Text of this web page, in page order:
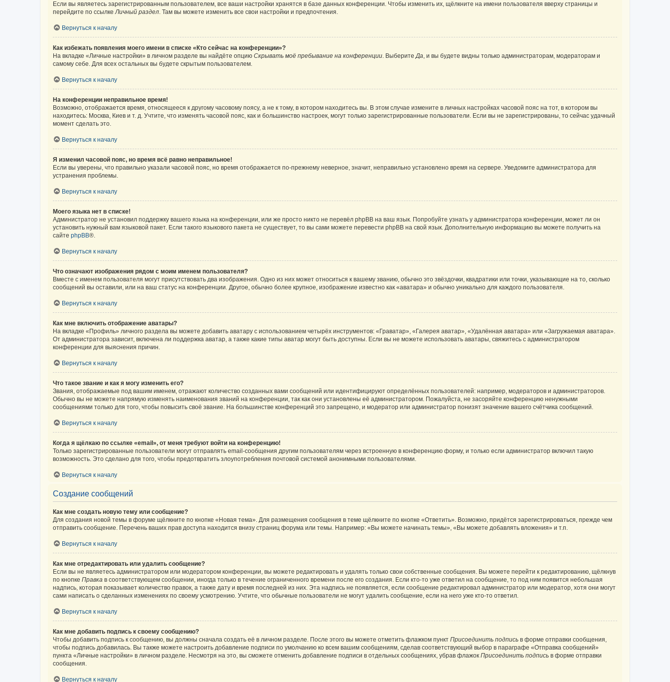
Если вы являетесь зарегистрированным пользователем, все ваши настройки хранятся в базе данных конференции. Чтобы изменить их, щёлкните на имени пользователя вверху страницы и
перейдите по ссылкеЛичный раздел. Там вы можете изменить все свои настройки и предпочтения.
Вернуться к началу
Как избежать появления моего имени в списке «Кто сейчас на конференции»?
На вкладке «Личные настройки» в личном разделе вы найдёте опцию Скрывать моё пребывание на конференции. ВыберитеДа, и вы будете видны только администраторам, модераторам и
самому себе. Для всех остальных вы будете скрытым пользователем.
Вернуться к началу
На конференции неправильное время!
Возможно, отображается время, относящееся к другому часовому поясу, а не к тому, в котором находитесь вы. В этом случае измените в личных настройках часовой пояс на тот, в котором вы
находитесь: Москва, Киев и т. д. Учтите, что изменять часовой пояс, как и большинство настроек, могут только зарегистрированные пользователи. Если вы не зарегистрированы, то сейчас удачный
момент сделать это.
Вернуться к началу
Я изменил часовой пояс, но время всё равно неправильное!
Если вы уверены, что правильно указали часовой пояс, но время отображается по-прежнему неверное, значит, неправильно установлено время на сервере. Уведомите администратора для
устранения проблемы.
Вернуться к началу
Моего языка нет в списке!
Администратор не установил поддержку вашего языка на конференции, или же просто никто не перевёл phpBB на ваш язык. Попробуйте узнать у администратора конференции, может ли он
установить нужный вам языковой пакет. Если такого языкового пакета не существует, то вы сами можете перевести phpBB на свой язык. Дополнительную информацию вы можете получить на
сайте phpBB®.
Вернуться к началу
Что означают изображения рядом с моим именем пользователя?
Вместе с именем пользователя могут присутствовать два изображения. Одно из них может относиться к вашему званию, обычно это звёздочки, квадратики или точки, указывающие на то, сколько
сообщений вы оставили, или на ваш статус на конференции. Другое, обычно более крупное, изображение известно как «аватара» и обычно уникально для каждого пользователя.
Вернуться к началу
Как мне включить отображение аватары?
На вкладке «Профиль» личного раздела вы можете добавить аватару с использованием четырёх инструментов: «Граватар», «Галерея аватар», «Удалённая аватара» или «Загружаемая аватара».
От администратора зависит, включена ли поддержка аватар, а также какие типы аватар могут быть доступны. Если вы не можете использовать аватары, свяжитесь с администратором
конференции для выяснения причин.
Вернуться к началу
Что такое звание и как я могу изменить его?
Звания, отображаемые под вашим именем, отражают количество созданных вами сообщений или идентифицируют определённых пользователей: например, модераторов и администраторов.
Обычно вы не можете напрямую изменять наименования званий на конференции, так как они установлены её администратором. Пожалуйста, не засоряйте конференцию ненужными
сообщениями только для того, чтобы повысить своё звание. На большинстве конференций это запрещено, и модератор или администратор понизят значение вашего счётчика сообщений.
Вернуться к началу
Когда я щёлкаю по ссылке «email», от меня требуют войти на конференцию!
Только зарегистрированные пользователи могут отправлять email-сообщения другим пользователям через встроенную в конференцию форму, и только если администратор включил такую
возможность. Это сделано для того, чтобы предотвратить злоупотребления почтовой системой анонимными пользователями.
Вернуться к началу
Создание сообщений
Как мне создать новую тему или сообщение?
Для создания новой темы в форуме щёлкните по кнопке «Новая тема». Для размещения сообщения в теме щёлкните по кнопке «Ответить». Возможно, придётся зарегистрироваться, прежде чем
отправить сообщение. Перечень ваших прав доступа находится внизу страниц форума или темы. Например: «Вы можете начинать темы», «Вы можете добавлять вложения» и т.п.
Вернуться к началу
Как мне отредактировать или удалить сообщение?
Если вы не являетесь администратором или модератором конференции, вы можете редактировать и удалять только свои собственные сообщения. Вы можете перейти к редактированию, щёлкнув
по кнопке Правка в соответствующем сообщении, иногда только в течение ограниченного времени после его создания. Если кто-то уже ответил на сообщение, то под ним появится небольшая
надпись, которая показывает количество правок, а также дату и время последней из них. Эта надпись не появляется, если сообщение редактировал администратор или модератор, хотя они могут
сами написать о сделанных изменениях по своему усмотрению. Учтите, что обычные пользователи не могут удалить сообщение, если на него уже кто-то ответил.
Вернуться к началу
Как мне добавить подпись к своему сообщению?
Чтобы добавить подпись к сообщению, вы должны сначала создать её в личном разделе. После этого вы можете отметить флажком пункт Присоединить подпись в форме отправки сообщения,
чтобы подпись добавилась. Вы также можете настроить добавление подписи по умолчанию ко всем вашим сообщениям, сделав соответствующий выбор в параграфе «Отправка сообщений»
пункта «Личные настройки» в личном разделе. Несмотря на это, вы сможете отменить добавление подписи в отдельных сообщениях, убрав флажок Присоединить подпись в форме отправки
сообщения.
Вернуться к началу